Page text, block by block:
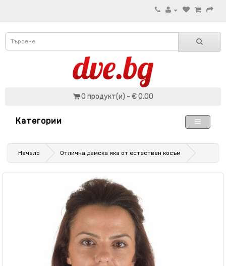
0 продукт(и) - € 0.00
Категории
Начало Отлична дамска яка от естествен косъм